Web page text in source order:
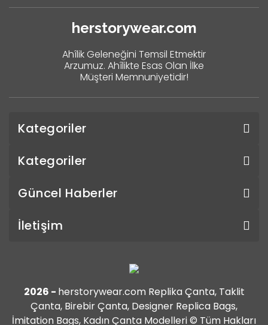
herstorywear.com
Ahîlik Geleneğini Temsil Etmektir
Arzumuz. Ahîlikte Esas Olan İlke
Müşteri Memnuniyetidir!
Kategoriler
Kategoriler
Güncel Haberler
İletişim
2026 - herstorywear.com Replika Çanta, Taklit
Çanta, Birebir Çanta, Designer Replica Bags,
İmitation Bags, Kadın Çanta Modelleri © Tüm Hakları